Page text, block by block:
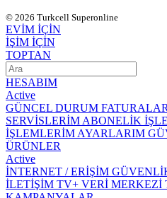
© 2026 Turkcell Superonline
EVİM İÇİN
İŞİM İÇİN
TOPTAN
HESABIM
Active
GÜNCEL DURUM
SERVİSLERİMABONELİK
İŞLEMLERİMAYARLARIM
ÜRÜNLER
Active
İNTERNET / ERİŞİM
İLETİŞİM TV+ VERİ MERKEZİ